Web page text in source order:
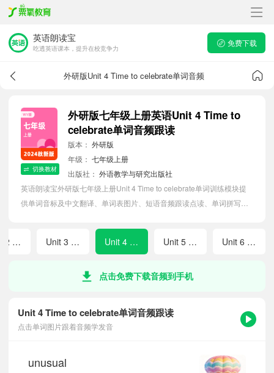
英语朗读宝
吃透英语课本，提升在校竞争力
免费下载
外研版Unit 4 Time to celebrate单词音频
切换教材
外研版七年级上册英语Unit 4 Time to
celebrate单词音频跟读
版本： 外研版
年级： 七年级上册
出版社： 外语教学与研究出版社
英语朗读宝外研版七年级上册Unit 4 Time to celebrate单词训练模块提
供单词音标及中文翻译、单词表图片、短语音频跟读点读、单词拼写等
Unit 2 More than fun Unit 3 Family ties Unit 4 Time to celebrate Unit 5 The power of plants Unit 6 Fantastic friends
点击免费下载音频到手机
Unit 4 Time to celebrate单词音频跟读
点击单词图片跟着音频学发音
unusual